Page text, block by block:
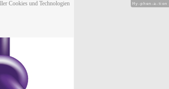
Cookies und Technologien
Hy-phen-a-tion